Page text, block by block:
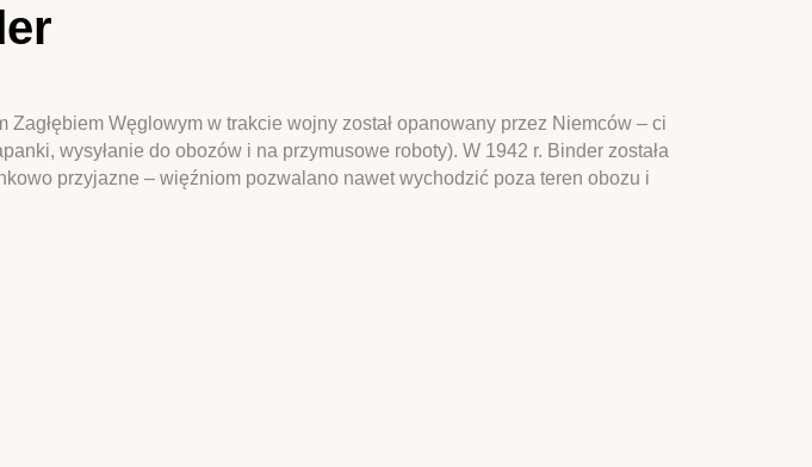
Węglowym w trakcie wojny został opanowany przez Niemców – ci
wysyłanie do obozów i na przymusowe roboty). W 1942 r. Binder została
przyjazne – więźniom pozwalano nawet wychodzić poza teren obozu i